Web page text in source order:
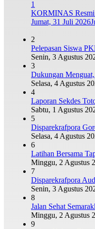
1
KORMINAS Resmi
Jumat, 31 Juli 2026
2
Pelepasan Siswa
Senin, 3 Agustus
3
Dukungan
Selasa, 4 Agustus
4
Laporan Sekdes
Sabtu, 1 Agustus
5
Disparekrafpora
Selasa, 4 Agustus
6
Latihan Bersama
Minggu, 2 Agustus
7
Disparekrafpora
Senin, 3 Agustus
8
Jalan Sehat
Minggu, 2 Agustus
9